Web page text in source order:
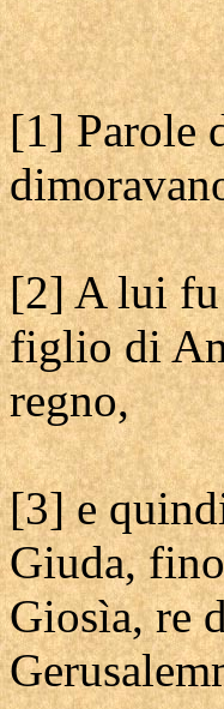
[1] Parole
[2] A lui fu
figlio di
regno,
[3] e
Giuda,
Giosìa, re